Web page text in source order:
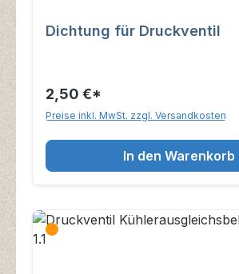
Dichtung für Druckventil
2,50 €*
Preise inkl. MwSt. zzgl. Versandkosten
In den Warenkorb